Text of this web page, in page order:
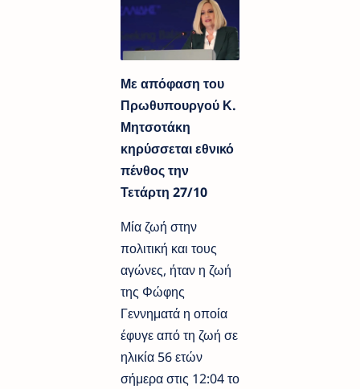
Με απόφαση του
Πρωθυπουργού Κ.
Μητσοτάκη
κηρύσσεται εθνικό
πένθος την
Τετάρτη 27/10
Μία ζωή στην
πολιτική και τους
αγώνες, ήταν η ζωή
της Φώφης
Γεννηματά η οποία
έφυγε από τη ζωή σε
ηλικία 56 ετών
σήμερα στις 12:04 το